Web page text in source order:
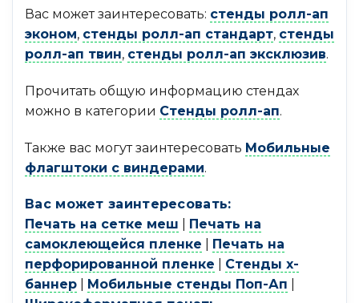
Вас может заинтересовать: стенды ролл-ап
эконом, стенды ролл-ап стандарт, стенды
ролл-ап твин, стенды ролл-ап эксклюзив.
Прочитать общую информацию стендах
можно в категории Стенды ролл-ап.
Также вас могут заинтересовать Мобильные
флагштоки с виндерами.
Вас может заинтересовать:
Печать на сетке меш
Печать на
самоклеющейся пленке
Печать на
перфорированной пленке
Стенды х-
баннер
Мобильные стенды Поп-Ап